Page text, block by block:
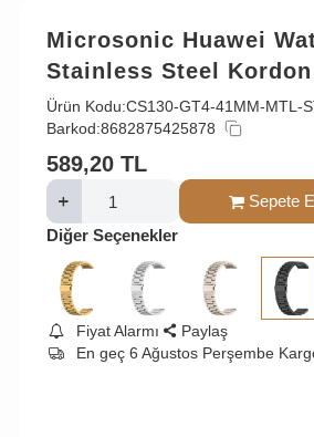
Microsonic Huawei
Stainless Steel
Ürün Kodu:CS130-GT4-41MM-MTL-
Barkod:8682875425878
589,20 TL
Sepete
Diğer Seçenekler
Fiyat Alarmı
Paylaş
En geç 6 Ağustos Perşembe